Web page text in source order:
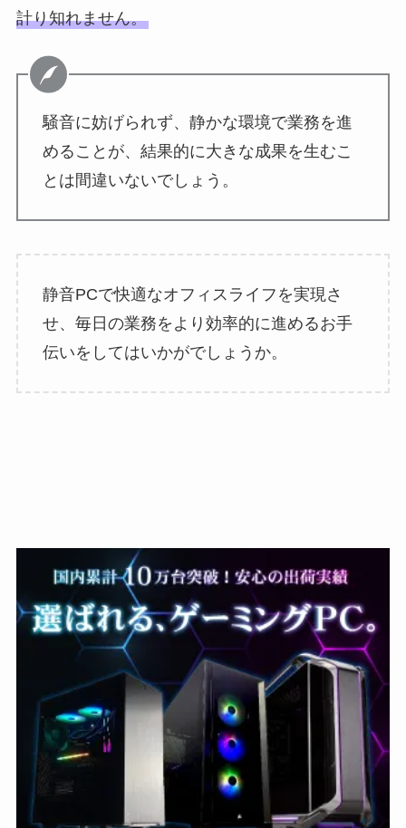
計り知れません。
騒音に妨げられず、静かな環境で業務を進
めることが、結果的に大きな成果を生むこ
とは間違いないでしょう。
静音PCで快適なオフィスライフを実現さ
せ、毎日の業務をより効率的に進めるお手
伝いをしてはいかがでしょうか。